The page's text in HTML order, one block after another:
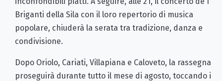
Briganti della Sila con il loro repertorio di musica
popolare, chiuderà la serata tra tradizione, danza e
condivisione.
Dopo Oriolo, Cariati, Villapiana e Caloveto, la rassegna
proseguirà durante tutto il mese di agosto, toccando i